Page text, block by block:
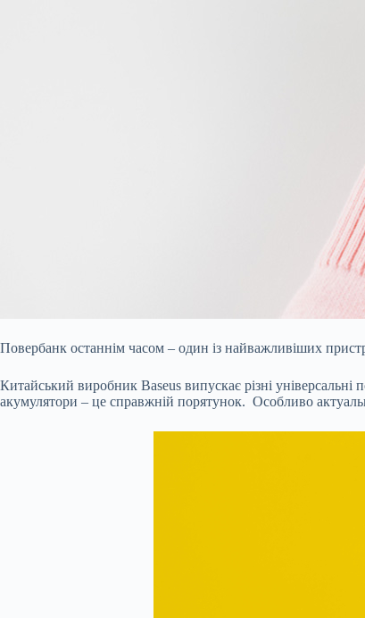
Повербанк останнім часом – один із найважливіших
Китайський виробник Baseus випускає різні
акумулятори – це справжній порятунок. Особливо